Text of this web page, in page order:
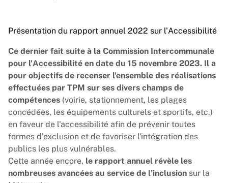
Présentation du rapport annuel 2022 sur l'Accessibilité
Ce dernier fait suite à la Commission Intercommunale
pour l'Accessibilité en date du 15 novembre 2023. Il a
pour objectifs de recenser l'ensemble des réalisations
effectuées par TPM sur ses divers champs de
compétences (voirie, stationnement, les plages
concédées, les équipements culturels et sportifs, etc.)
en faveur de l'accessibilité afin de prévenir toutes
formes d'exclusion et de favoriser l'intégration des
publics les plus vulnérables.
Cette année encore, le rapport annuel révèle les
nombreuses avancées au service de l’inclusion sur la